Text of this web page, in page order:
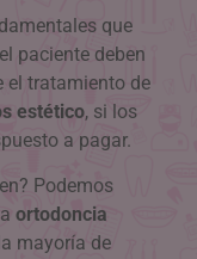
que
paciente deben
el tratamiento de
estético, si los
a pagar.
Podemos
ortodoncia
mayoría de